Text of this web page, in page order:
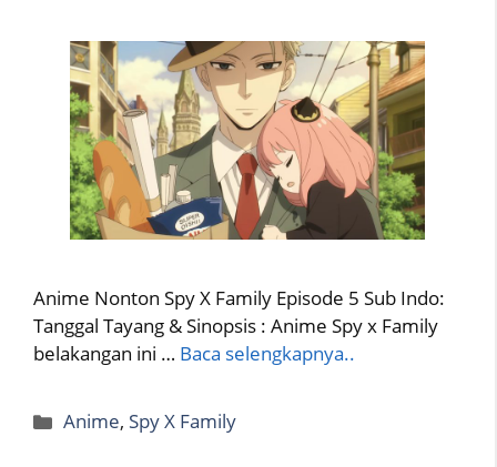
Anime Nonton Spy X Family Episode 5 Sub Indo:
Tanggal Tayang & Sinopsis : Anime Spy x Family
belakangan ini … Baca selengkapnya..
Categories
Anime, Spy X Family